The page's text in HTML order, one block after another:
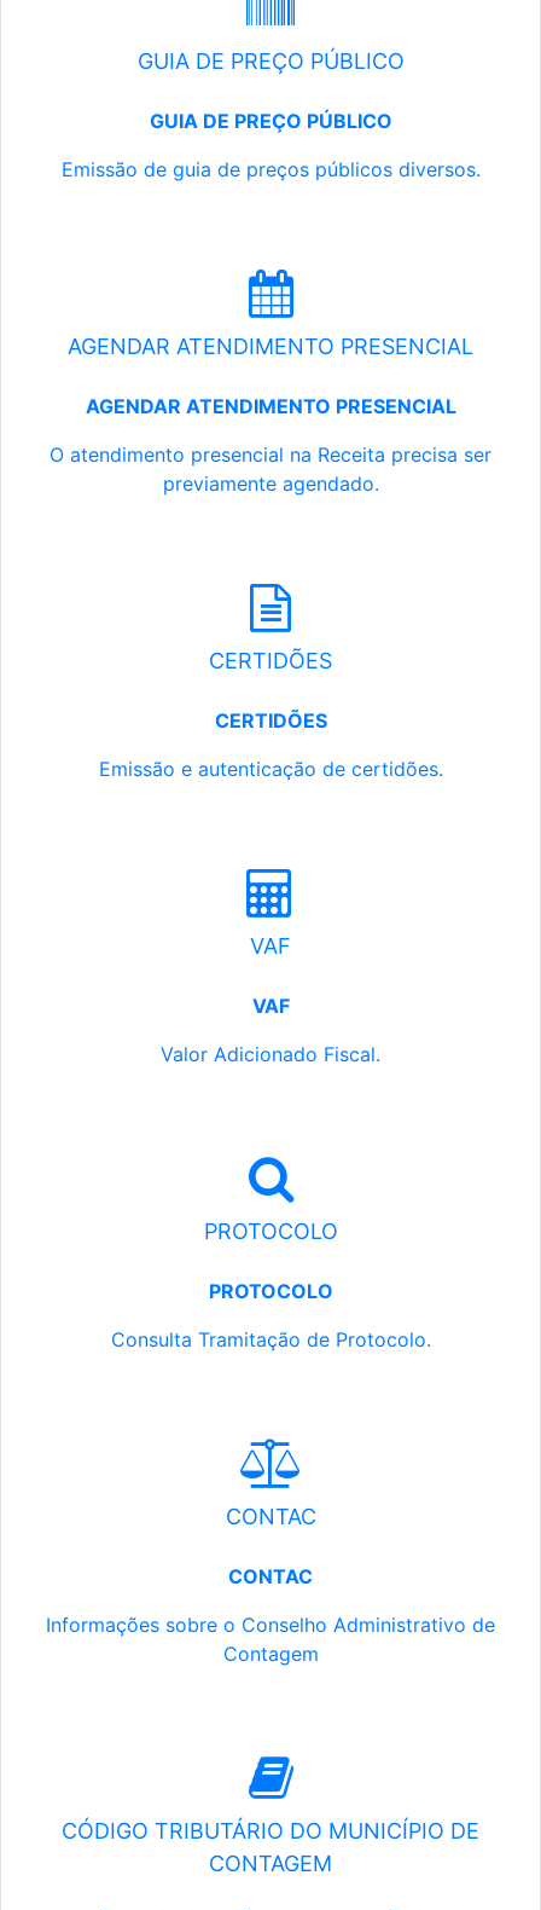
GUIA DE PREÇO PÚBLICO
GUIA DE PREÇO PÚBLICO
Emissão de guia de preços públicos diversos.
AGENDAR ATENDIMENTO PRESENCIAL
AGENDAR ATENDIMENTO PRESENCIAL
O atendimento presencial na Receita precisa ser
previamente agendado.
CERTIDÕES
CERTIDÕES
Emissão e autenticação de certidões.
VAF
VAF
Valor Adicionado Fiscal.
PROTOCOLO
PROTOCOLO
Consulta Tramitação de Protocolo.
CONTAC
CONTAC
Informações sobre o Conselho Administrativo de
Contagem
CÓDIGO TRIBUTÁRIO DO MUNICÍPIO DE
CONTAGEM